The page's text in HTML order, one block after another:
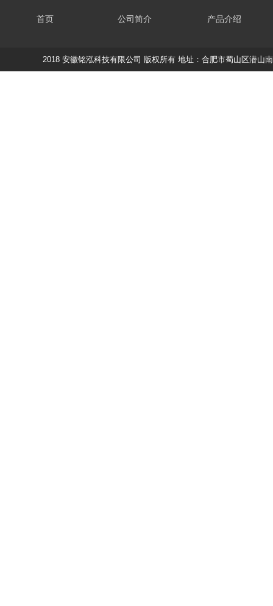
首页 公司简介 产品介绍
2018 安徽铭泓科技有限公司 版权所有 地址：合肥市蜀山区潜山